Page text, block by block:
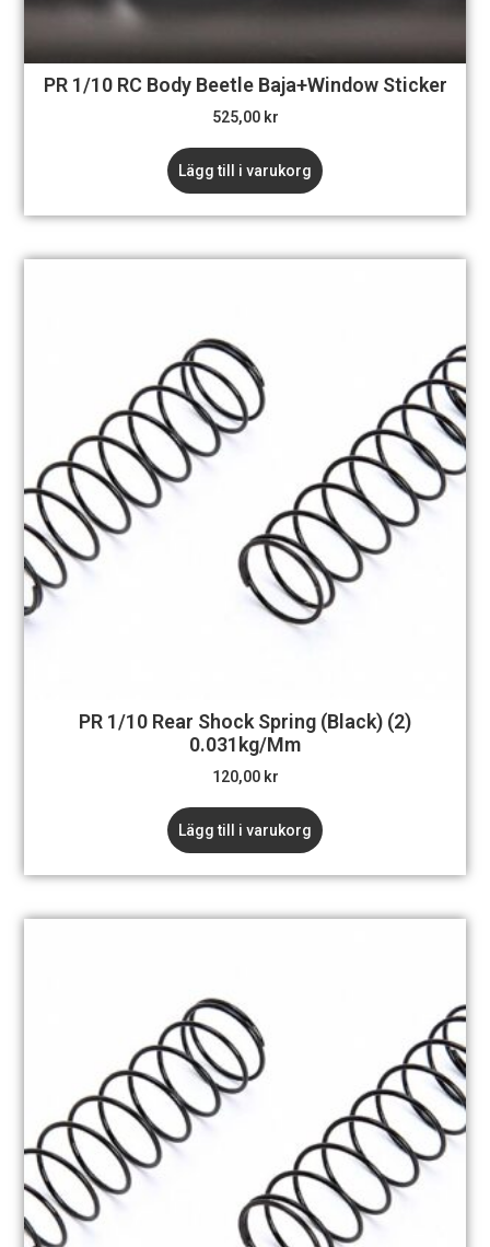
PR 1/10 RC Body Beetle Baja+Window Sticker
525,00 kr
Lägg till i varukorg
PR 1/10 Rear Shock Spring (Black) (2)
0.031kg/mm
120,00 kr
Lägg till i varukorg